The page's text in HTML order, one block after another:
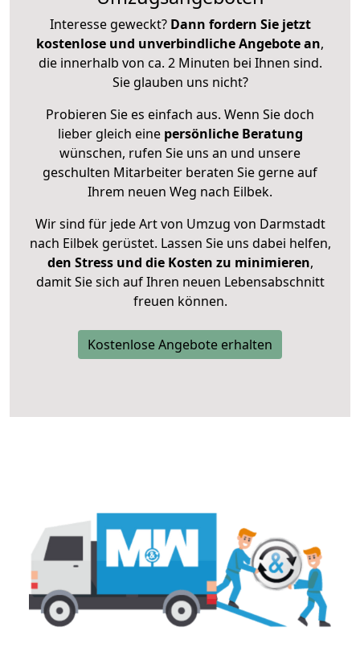
Interesse geweckt? Dann fordern Sie jetzt
kostenlose und unverbindliche Angebote an,
die innerhalb von ca. 2 Minuten bei Ihnen sind.
Sie glauben uns nicht?
Probieren Sie es einfach aus. Wenn Sie doch
lieber gleich eine persönliche Beratung
wünschen, rufen Sie uns an und unsere
geschulten Mitarbeiter beraten Sie gerne auf
Ihrem neuen Weg nach Eilbek.
Wir sind für jede Art von Umzug von Darmstadt
nach Eilbek gerüstet. Lassen Sie uns dabei helfen,
den Stress und die Kosten zu minimieren,
damit Sie sich auf Ihren neuen Lebensabschnitt
freuen können.
Kostenlose Angebote erhalten